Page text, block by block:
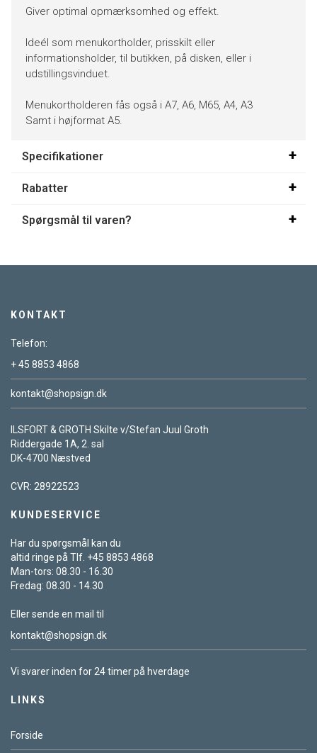
Giver optimal opmærksomhed og effekt.
Ideél som menukortholder, prisskilt eller
informationsholder, til butikken, på disken, eller i
udstillingsvinduet.
Menukortholderen fås også i A7, A6, M65, A4, A3
Samt i højformat A5.
Specifikationer
Rabatter
Spørgsmål til varen?
KONTAKT
Telefon:
+ 45 8853 4868
kontakt@shopsign.dk
ILSFORT & GROTH Skilte v/Stefan Juul Groth
Riddergade 1A, 2. sal
DK-4700 Næstved
CVR: 28922523
KUNDESERVICE
Har du spørgsmål kan du
altid ringe på Tlf. +45 8853 4868
Man-tors: 08.30 - 16.30
Fredag: 08.30 - 14.30
Eller sende en mail til
kontakt@shopsign.dk
Vi svarer inden for 24 timer på hverdage
LINKS
Forside